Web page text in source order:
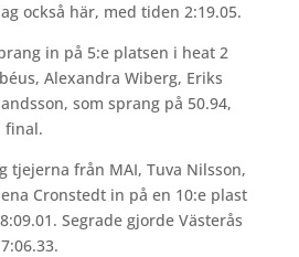
också här, med tiden 2:19.05.
in på 5:e platsen i heat 2
Alexandra Wiberg, Eriks
som sprang på 50.94,
final.
tjejerna från MAI, Tuva Nilsson,
Cronstedt in på en 10:e plast
Segrade gjorde Västerås